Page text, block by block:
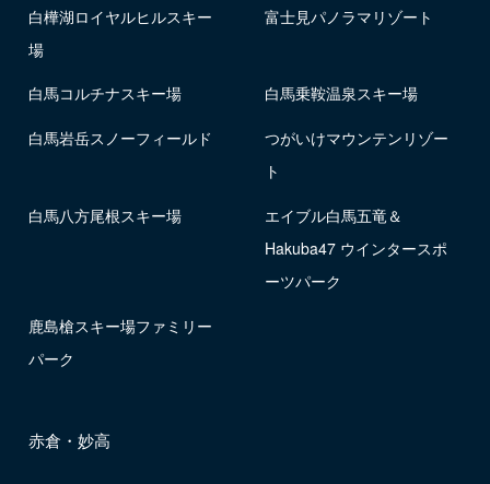
白樺湖ロイヤルヒルスキー
場
富士見パノラマリゾート
白馬コルチナスキー場 白馬乗鞍温泉スキー場
白馬岩岳スノーフィールド
つがいけマウンテンリゾー
ト
白馬八方尾根スキー場
エイブル白馬五竜＆
Hakuba47 ウインタースポ
ーツパーク
鹿島槍スキー場ファミリー
パーク
赤倉・妙高